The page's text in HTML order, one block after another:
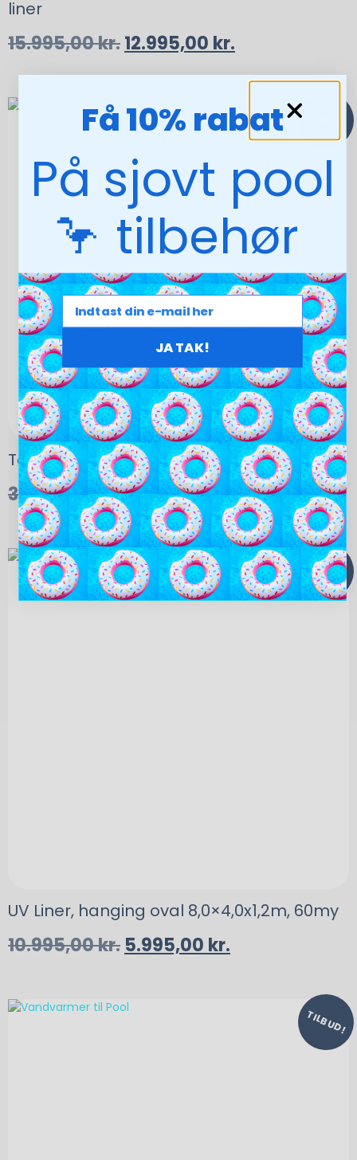
liner
15.995,00kr.12.995,00 kr.
Teleskopstang 1,5-4,5 meter
375,00kr.295,00kr.
TILBUD!
UV Liner, hanging oval 8,0×4,0x1,2m, 60my
10.995,00kr. 5.995,00 kr.
TILBUD!
Få 10% rabat
På sjovt pool
🦩 tilbehør
JA TAK!